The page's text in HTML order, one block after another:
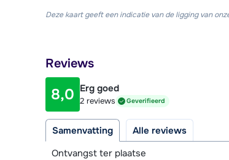
Deze kaart geeft een indicatie van de ligging van
Reviews
8,0 Erg goed
2 reviews Geverifieerd
Samenvatting
Alle reviews
Ontvangst ter plaatse